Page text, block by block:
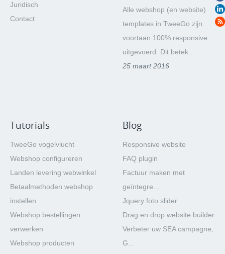
Juridisch
Contact
Alle webshop (en website)
templates in TweeGo zijn
voortaan 100% responsive
uitgevoerd. Dit betek...
25 maart 2016
Tutorials
TweeGo vogelvlucht
Webshop configureren
Landen levering webwinkel
Betaalmethoden webshop
instellen
Webshop bestellingen
verwerken
Webshop producten
Blog
Responsive website
FAQ plugin
Factuur maken met
geïntegre...
Jquery foto slider
Drag en drop website builder
Verbeter uw SEA campagne,
G...